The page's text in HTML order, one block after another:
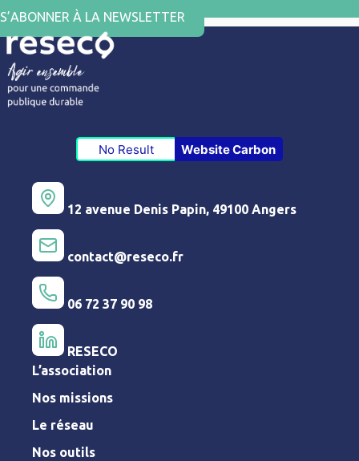
S’ABONNER À LA NEWSLETTER
No Result Website Carbon
12 avenue Denis Papin, 49100 Angers
contact@reseco.fr
06 72 37 90 98
RESECO
L’association
Nos missions
Le réseau
Nos outils